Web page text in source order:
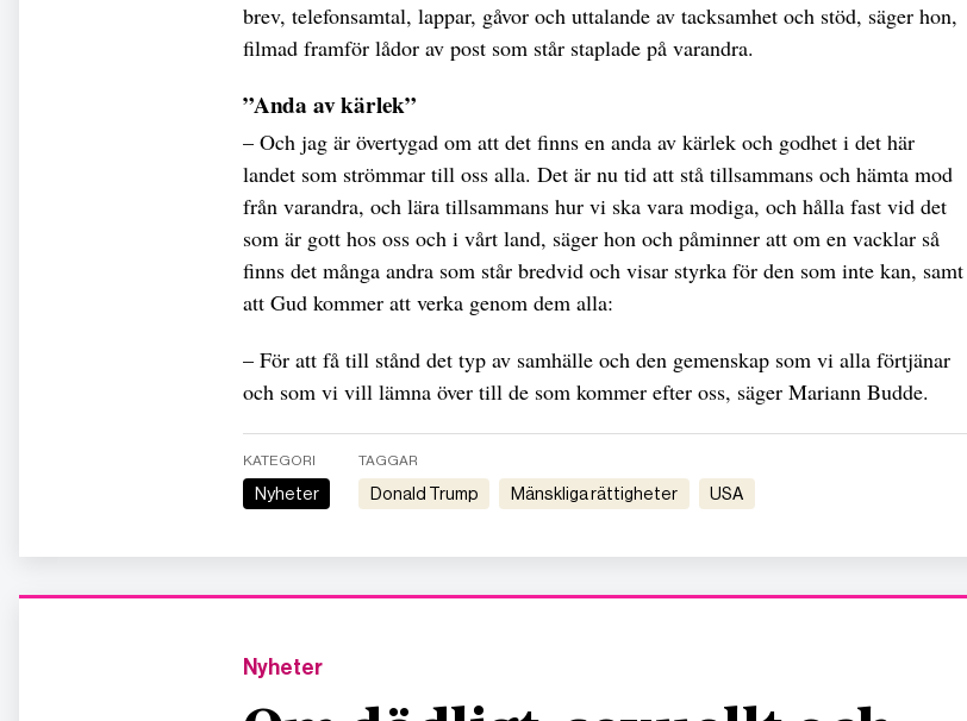
brev, telefonsamtal, lappar, gåvor och uttalande av tacksamhet och stöd, säger hon,
filmad framför lådor av post som står staplade på varandra.
”Anda av kärlek”
– Och jag är övertygad om att det finns en anda av kärlek och godhet i det här
landet som strömmar till oss alla. Det är nu tid att stå tillsammans och hämta mod
från varandra, och lära tillsammans hur vi ska vara modiga, och hålla fast vid det
som är gott hos oss och i vårt land, säger hon och påminner att om en vacklar så
finns det många andra som står bredvid och visar styrka för den som inte kan, samt
att Gud kommer att verka genom dem alla:
– För att få till stånd det typ av samhälle och den gemenskap som vi alla förtjänar
och som vi vill lämna över till de som kommer efter oss, säger Mariann Budde.
KATEGORI
Nyheter
TAGGAR
Donald Trump mänskliga rättigheter USA
Nyheter